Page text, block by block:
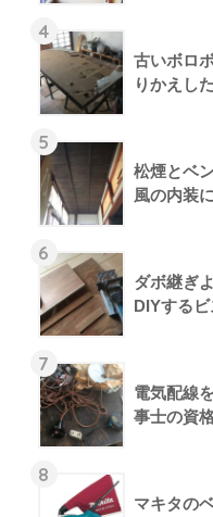
4
古いボロ
りかえし
5
松煙とベ
風の内装
6
ダボ継ぎ
DIYする
7
電気配線
事士の資
8
マキタの